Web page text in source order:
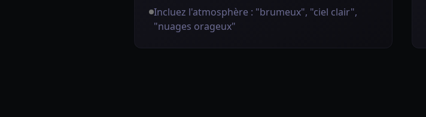
Incluez l'atmosphère : "brumeux", "ciel clair",
"nuages orageux"